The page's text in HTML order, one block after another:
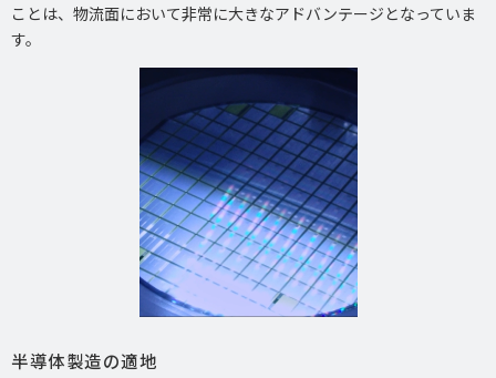
ことは、物流面において非常に大きなアドバンテージとなっていま
す。
半導体製造の適地